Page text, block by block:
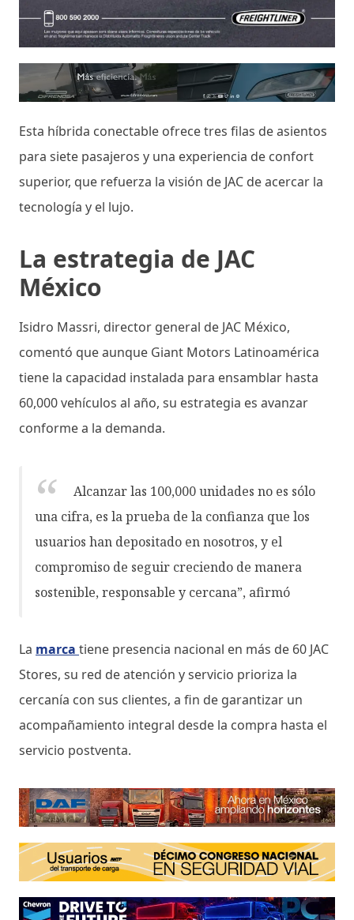
Esta híbrida conectable ofrece tres filas de asientos
para siete pasajeros y una experiencia de confort
superior, que refuerza la visión de JAC de acercar la
tecnología y el lujo.
La estrategia de JAC
México
Isidro Massri, director general de JAC México,
comentó que aunque Giant Motors Latinoamérica
tiene la capacidad instalada para ensamblar hasta
60,000 vehículos al año, su estrategia es avanzar
conforme a la demanda.
Alcanzar las 100,000 unidades no es sólo
una cifra, es la prueba de la confianza que los
usuarios han depositado en nosotros, y el
compromiso de seguir creciendo de manera
sostenible, responsable y cercana”, afirmó
La marca tiene presencia nacional en más de 60 JAC
Stores, su red de atención y servicio prioriza la
cercanía con sus clientes, a fin de garantizar un
acompañamiento integral desde la compra hasta el
servicio postventa.